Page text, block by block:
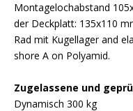
Montagelochabstand
der Deckplatt: 135x110
Rad mit Kugellager and
shore A on Polyamid.
Zugelassene und
Dynamisch 300 kg